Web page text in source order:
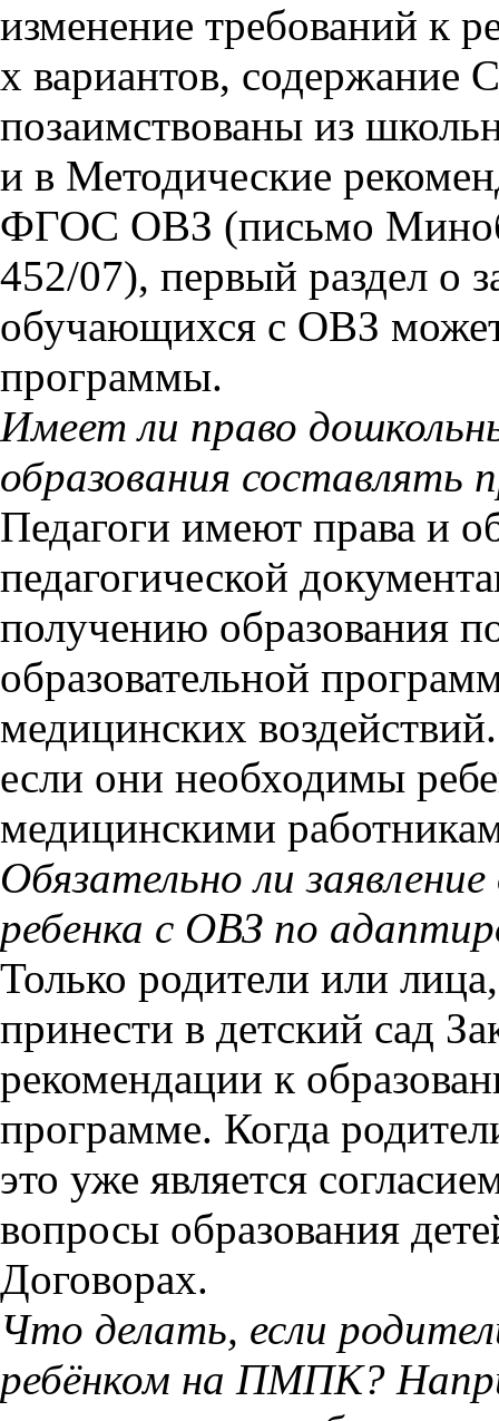
изменение требований к
х вариантов,
позаимствованы из
и в Методические
ФГОС ОВЗ (письмо
452/07), первый раздел о
обучающихся с ОВЗ
программы.
Имеет ли право
образования составлять
Педагоги имеют права и
педагогической
получению образования
образовательной
медицинских
если они необходимы
медицинскими
Обязательно ли
ребенка с ОВЗ по
Только родители или
принести в детский сад
рекомендации к
программе. Когда
это уже является
вопросы образования
Договорах.
Что делать, если
ребёнком на ПМПК?